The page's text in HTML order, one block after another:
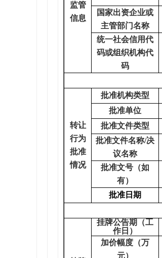
监管
信息
国家出资企业或
主管部门名称
统一社会信用代
码或组织机构代
码
转让
行为
批准
情况
批准机构类型
批准单位
批准文件类型
批准文件名称/决
议名称
批准文号（如
有）
批准日期
挂牌公告期（工
作日）
加价幅度（万
元）